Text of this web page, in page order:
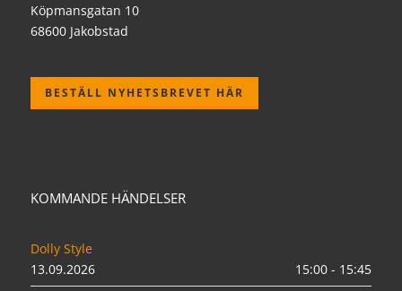
Köpmansgatan 10
68600 Jakobstad
BESTÄLL NYHETSBREVET HÄR
KOMMANDE HÄNDELSER
Dolly Style
13.09.2026
15:00 - 15:45